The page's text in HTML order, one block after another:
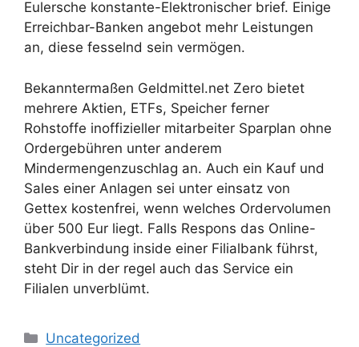
Eulersche konstante-Elektronischer brief. Einige
Erreichbar-Banken angebot mehr Leistungen
an, diese fesselnd sein vermögen.
Bekanntermaßen Geldmittel.net Zero bietet
mehrere Aktien, ETFs, Speicher ferner
Rohstoffe inoffizieller mitarbeiter Sparplan ohne
Ordergebühren unter anderem
Mindermengenzuschlag an. Auch ein Kauf und
Sales einer Anlagen sei unter einsatz von
Gettex kostenfrei, wenn welches Ordervolumen
über 500 Eur liegt. Falls Respons das Online-
Bankverbindung inside einer Filialbank führst,
steht Dir in der regel auch das Service ein
Filialen unverblümt.
Uncategorized